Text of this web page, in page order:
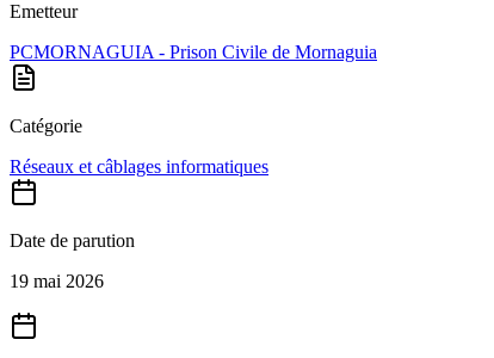
Emetteur
PCMORNAGUIA - Prison Civile de Mornaguia
Catégorie
Réseaux et câblages informatiques
Date de parution
19 mai 2026